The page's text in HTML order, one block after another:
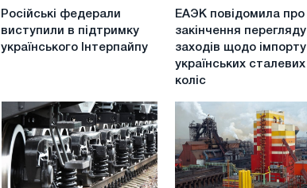
Російські
виступили
в
Інтерпайпу
Російські федерали
виступили в підтримку
українського Інтерпайпу
ЕАЭК
повідомила
закінчення
перегляду
щодо
імпорту
українських
сталевих
коліс
ЕАЭК повідомила про
закінчення перегляду
заходів щодо імпорту
українських сталевих
коліс